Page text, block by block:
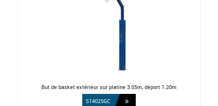
But de basket extérieur sur platine 3.05m, déport 1.20m
S14025GC